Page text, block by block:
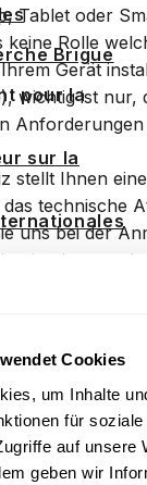
Cookies
um Inhalte
für
auf unsere
geben wir
Brigue
pour la
sur la
les jeunes
Tablet oder
keine Rolle
Gerät
wichtig ist nur,
stellt Ihnen
technische
uns bei der
mitnehmen
den Online-
Ihnen den
technische